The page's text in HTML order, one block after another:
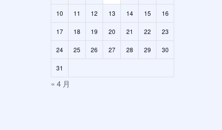
10 11 12 13 14 15 16
17 18 19 20 21 22 23
24 25 26 27 28 29 30
31
« 4 月